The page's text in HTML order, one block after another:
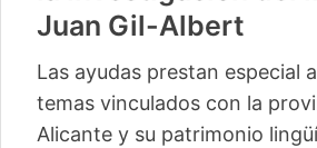
Juan Gil-Albert
Las ayudas prestan especial
temas vinculados con la
Alicante y su patrimonio